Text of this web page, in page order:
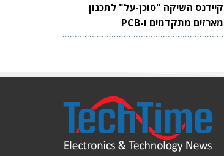
קיידנס השיקה "סוכן-על" לתכנון
מארזים מתקדמים ו-PCB